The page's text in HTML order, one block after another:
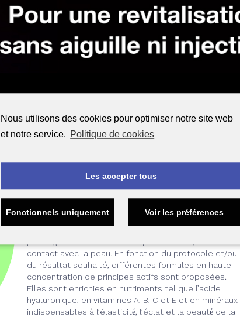
Nous utilisons des cookies pour optimiser notre site web
et notre service. Politique de cookies
Les accepter tous
Fonctionnels uniquement Voir les préférences
Action
multidimensionnelle
propulse à une vitesse subsonique (>200 m/s), un
contact avec la peau. En fonction du protocole et/ou
du résultat souhaité, différentes formules en haute
concentration de principes actifs sont proposées.
Elles sont enrichies en nutriments tel que l’acide
hyaluronique, en vitamines A, B, C et E et en minéraux
indispensables à l’élasticité́, l’éclat et la beauté́ de la